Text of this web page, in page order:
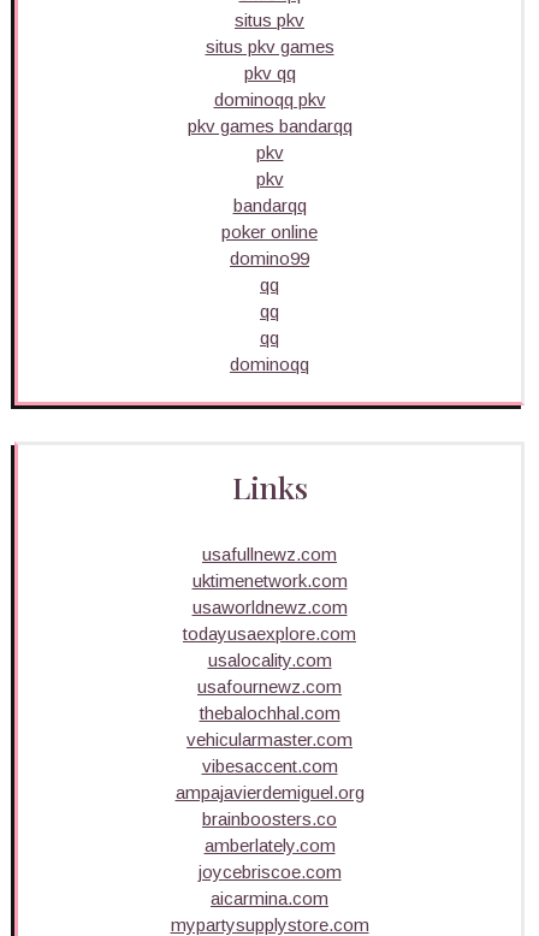
situs pkv
situs pkv games
pkv qq
dominoqq pkv
pkv games bandarqq
pkv
pkv
bandarqq
poker online
domino99
qq
qq
qq
dominoqq
Links
usafullnewz.com
uktimenetwork.com
usaworldnewz.com
todayusaexplore.com
usalocality.com
usafournewz.com
thebalochhal.com
vehicularmaster.com
vibesaccent.com
ampajavierdemiguel.org
brainboosters.co
amberlately.com
joycebriscoe.com
aicarmina.com
mypartysupplystore.com